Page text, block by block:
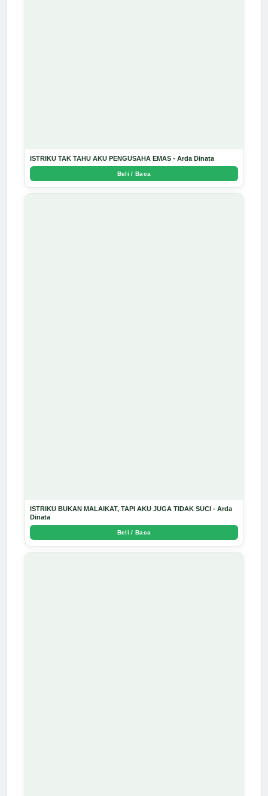
ISTRIKU TAK TAHU AKU PENGUSAHA EMAS - Arda Dinata
Beli / Baca
ISTRIKU BUKAN MALAIKAT, TAPI AKU JUGA TIDAK SUCI - Arda
Dinata
Beli / Baca